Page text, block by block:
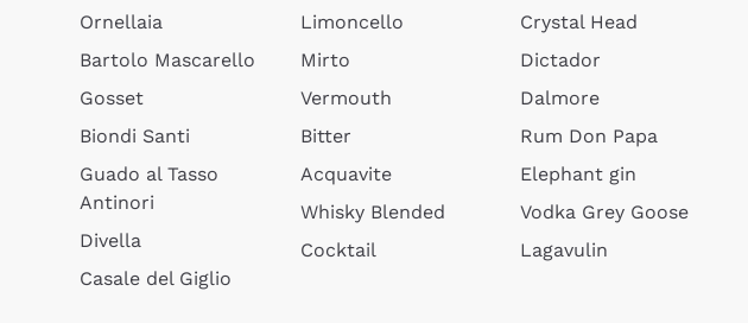
Ornellaia
Bartolo Mascarello
Gosset
Biondi Santi
Guado al Tasso
Antinori
Divella
Casale del Giglio
Limoncello
Mirto
Vermouth
Bitter
Acquavite
Whisky Blended
Cocktail
Crystal Head
Dictador
Dalmore
Rum Don Papa
Elephant gin
Vodka Grey Goose
Lagavulin